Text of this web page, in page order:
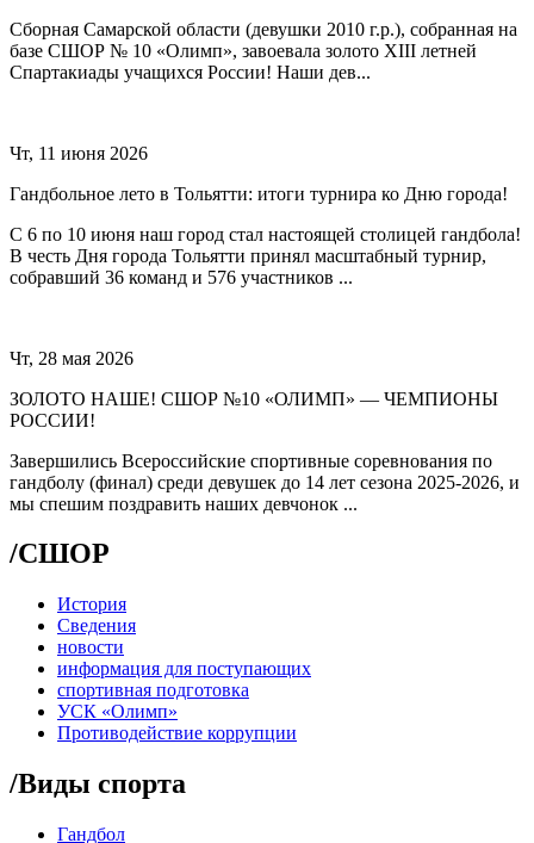
Сборная Самарской области (девушки 2010 г.р.), собранная на
базе СШОР № 10 «Олимп», завоевала золото XIII летней
Спартакиады учащихся России! Наши дев...
Чт, 11 июня 2026
Гандбольное лето в Тольятти: итоги турнира ко Дню города!
С 6 по 10 июня наш город стал настоящей столицей гандбола!
В честь Дня города Тольятти принял масштабный турнир,
собравший 36 команд и 576 участников ...
Чт, 28 мая 2026
ЗОЛОТО НАШЕ! СШОР №10 «ОЛИМП» — ЧЕМПИОНЫ
РОССИИ!
Завершились Всероссийские спортивные соревнования по
гандболу (финал) среди девушек до 14 лет сезона 2025-2026, и
мы спешим поздравить наших девчонок ...
/СШОР
История
Сведения
новости
информация для поступающих
спортивная подготовка
УСК «Олимп»
Противодействие коррупции
/Виды спорта
Гандбол